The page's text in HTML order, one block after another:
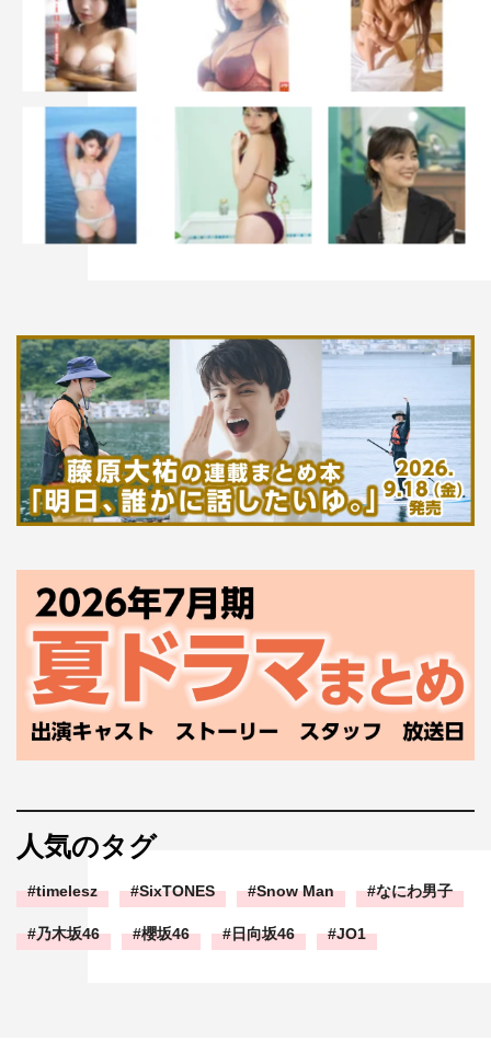
人気のタグ
timelesz SixTONES Snow Man なにわ男子
乃木坂46 櫻坂46 日向坂46 JO1